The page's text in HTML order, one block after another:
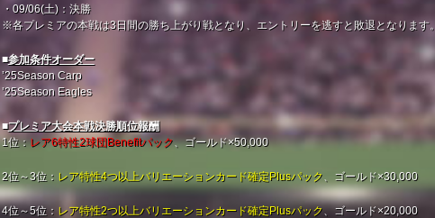
・09/06(土)：決勝
※各プレミアの本戦は3日間の勝ち上がり戦となり、エントリーを逃すと敗退となります。
■参加条件オーダー
’25Season Carp
’25Season Eagles
■プレミア大会本戦決勝順位報酬
1位：レア6特性2球団Benefitパック、ゴールド×50,000
2位～3位： レア特性4つ以上バリエーションカード確定Plusパック 、ゴールド×30,000
4位～5位： レア特性2つ以上バリエーションカード確定Plusパック 、ゴールド×20,000